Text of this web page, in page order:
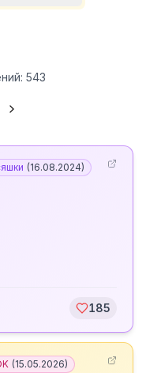
543
(16.08.2024)
185
(15.05.2026)